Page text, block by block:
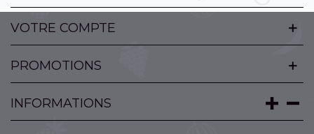
VOTRE COMPTE
PROMOTIONS
INFORMATIONS